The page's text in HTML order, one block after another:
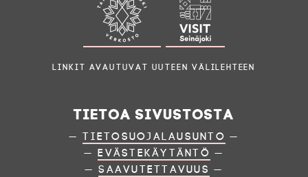
Linkit avautuvat uuteen välilehteen
Tietoa sivustosta
—Tietosuojalausunto —
—Evästekäytäntö —
—Saavutettavuus —